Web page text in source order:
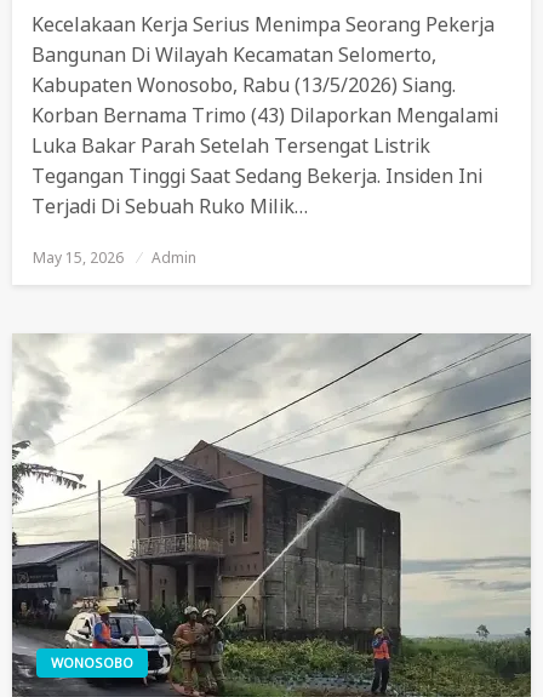
Kecelakaan Kerja Serius Menimpa Seorang Pekerja
Bangunan Di Wilayah Kecamatan Selomerto,
Kabupaten Wonosobo, Rabu (13/5/2026) Siang.
Korban Bernama Trimo (43) Dilaporkan Mengalami
Luka Bakar Parah Setelah Tersengat Listrik
Tegangan Tinggi Saat Sedang Bekerja. Insiden Ini
Terjadi Di Sebuah Ruko Milik…
Posted
On
May 15, 2026 Admin
WONOSOBO